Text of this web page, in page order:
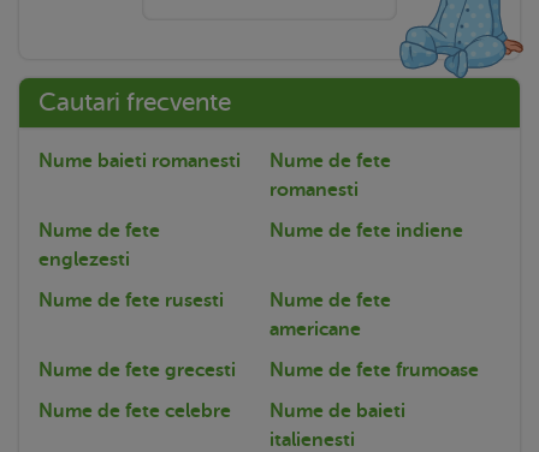
Cautari frecvente
Nume baieti romanesti
Nume de fete
romanesti
Nume de fete
englezesti
Nume de fete indiene
Nume de fete rusesti
Nume de fete
americane
Nume de fete grecesti
Nume de fete frumoase
Nume de fete celebre
Nume de baieti
italienesti